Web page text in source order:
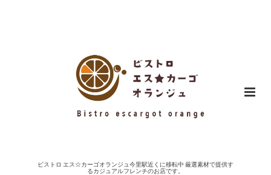
ビストロ エス☆カーゴオランジュ今里駅近くに移転中 厳選素材で提供す
るカジュアルフレンチのお店です。